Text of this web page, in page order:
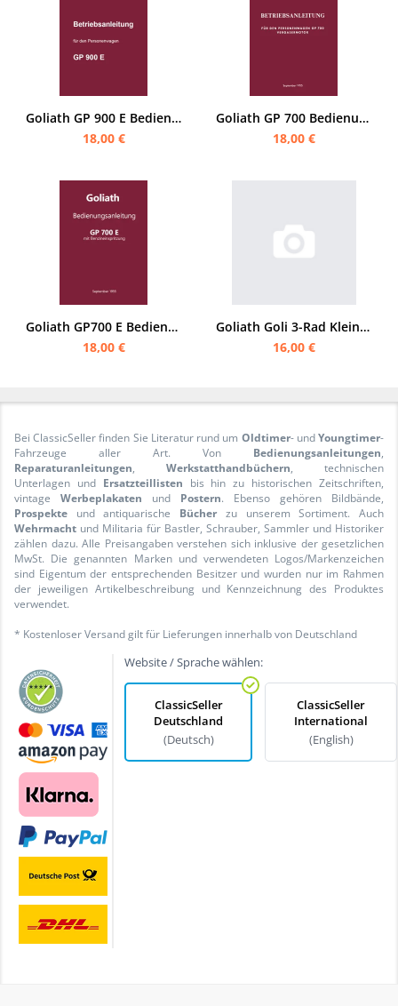
Goliath GP 900 E Bedienungsanleitung
18,00 €
Goliath GP 700 Bedienungsanleitung
18,00 €
Goliath GP700 E Bedienungsanleitung
18,00 €
Goliath Goli 3-Rad Kleinlastwagen Bedienungsanleitung
16,00 €
Bei ClassicSeller finden Sie Literatur rund um Oldtimer- undYoungtimer-
Fahrzeuge aller Art. Von Bedienungsanleitungen,
Reparaturanleitungen, Werkstatthandbüchern, technischen
Unterlagen und Ersatzteillisten bis hin zu historischen Zeitschriften,
vintage Werbeplakaten und Postern. Ebenso gehören Bildbände,
Prospekte und antiquarische Bücher zu unserem Sortiment. Auch
Wehrmacht und Militaria für Bastler, Schrauber, Sammler und Historiker
zählen dazu. Alle Preisangaben verstehen sich inklusive der gesetzlichen
MwSt. Die genannten Marken und verwendeten Logos/Markenzeichen
sind Eigentum der entsprechenden Besitzer und wurden nur im Rahmen
der jeweiligen Artikelbeschreibung und Kennzeichnung des Produktes
verwendet.
* Kostenloser Versand gilt für Lieferungen innerhalb von Deutschland
Website / Sprache wählen:
ClassicSeller
Deutschland
(Deutsch)
ClassicSeller
International
(English)